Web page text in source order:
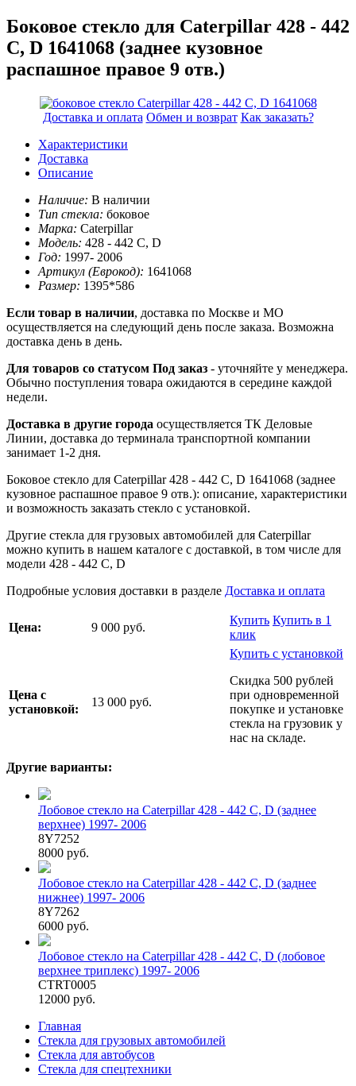
Боковое стекло для Caterpillar 428 - 442
C, D 1641068 (заднее кузовное
распашное правое 9 отв.)
Доставка и оплата Обмен и возврат Как заказать?
Характеристики
Доставка
Описание
Наличие: В наличии
Тип стекла: боковое
Марка: Caterpillar
Модель: 428 - 442 C, D
Год: 1997- 2006
Артикул (Еврокод): 1641068
Размер: 1395*586
Если товар в наличии, доставка по Москве и МО
осуществляется на следующий день после заказа. Возможна
доставка день в день.
Для товаров со статусом Под заказ - уточняйте у менеджера.
Обычно поступления товара ожидаются в середине каждой
недели.
Доставка в другие города осуществляется ТК Деловые
Линии, доставка до терминала транспортной компании
занимает 1-2 дня.
Боковое стекло для Caterpillar 428 - 442 C, D 1641068 (заднее
кузовное распашное правое 9 отв.): описание, характеристики
и возможность заказать стекло с установкой.
Другие стекла для грузовых автомобилей для Caterpillar
можно купить в нашем каталоге с доставкой, в том числе для
модели 428 - 442 C, D
Подробные условия доставки в разделе Доставка и оплата
Цена: 9 000 руб.
Купить Купить в 1
клик
Цена с
установкой:
13 000 руб.
Купить с установкой
Скидка 500 рублей
при одновременной
покупке и установке
стекла на грузовик у
нас на складе.
Другие варианты:
Лобовое стекло на Caterpillar 428 - 442 C, D (заднее
верхнее) 1997- 2006
8Y7252
8000 руб.
Лобовое стекло на Caterpillar 428 - 442 C, D (заднее
нижнее) 1997- 2006
8Y7262
6000 руб.
Лобовое стекло на Caterpillar 428 - 442 C, D (лобовое
верхнее триплекс) 1997- 2006
CTRT0005
12000 руб.
Главная
Стекла для грузовых автомобилей
Стекла для автобусов
Стекла для спецтехники